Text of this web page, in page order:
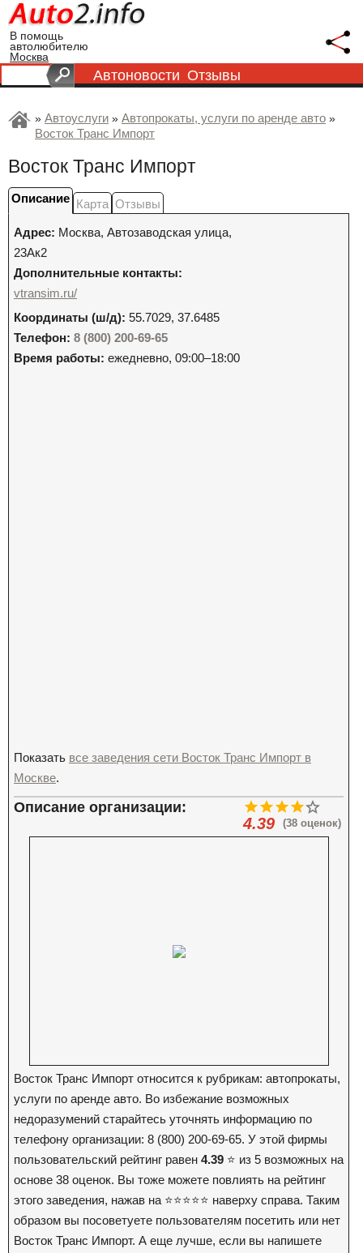
В помощь
автолюбителю
Москва
Автоновости Отзывы
» Автоуслуги » Автопрокаты, услуги по аренде авто »
Восток Транс Импорт
Восток Транс Импорт
Описание Карта Отзывы
Адрес: Москва, Автозаводская улица,
23Ак2
Дополнительные контакты:
vtransim.ru/
Координаты (ш/д): 55.7029, 37.6485
Телефон: 8 (800) 200-69-65
Время работы: ежедневно, 09:00–18:00
Показать все заведения сети Восток Транс Импорт в
Москве.
(38 оценок)
4.39
Описание организации:
Восток Транс Импорт относится к рубрикам: автопрокаты,
услуги по аренде авто. Во избежание возможных
недоразумений старайтесь уточнять информацию по
телефону организации: 8 (800) 200-69-65. У этой фирмы
пользовательский рейтинг равен 4.39 ⭐️ из 5 возможных на
основе 38 оценок. Вы тоже можете повлиять на рейтинг
этого заведения, нажав на ⭐️⭐️⭐️⭐️⭐️ наверху справа. Таким
образом вы посоветуете пользователям посетить или нет
Восток Транс Импорт. А еще лучше, если вы напишете